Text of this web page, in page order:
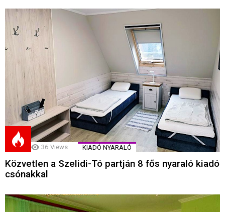
36 Views KIADÓ NYARALÓ
Közvetlen a Szelidi-Tó partján 8 fős nyaraló kiadó
csónakkal